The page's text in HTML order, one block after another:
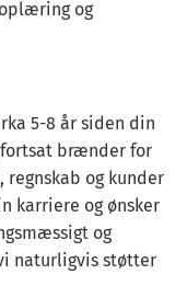
og
5-8 år siden din
brænder for
og kunder
karriere og ønsker
og
naturligvis støtter